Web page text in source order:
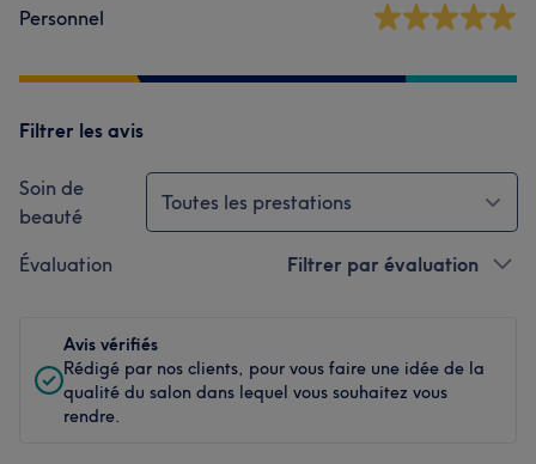
Personnel
Filtrer les avis
Soin de
beauté
Toutes les prestations
Évaluation Filtrer par évaluation
Avis vérifiés
Rédigé par nos clients, pour vous faire une idée de la
qualité du salon dans lequel vous souhaitez vous
rendre.